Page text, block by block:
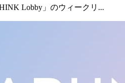
Lobby」のウィークリ...